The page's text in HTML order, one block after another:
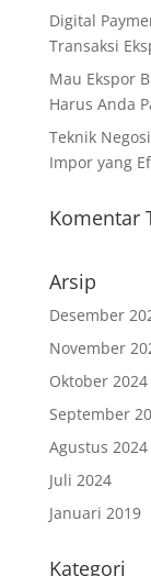
Digital
Transaksi
Mau Ekspor
Harus Anda
Teknik
Impor yang
Komentar
Arsip
Desember
November
Oktober 2024
September
Agustus 2024
Juli 2024
Januari 2019
Kategori